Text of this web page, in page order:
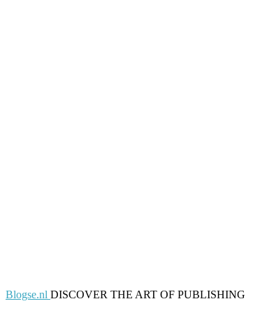
Blogse.nl DISCOVER THE ART OF PUBLISHING